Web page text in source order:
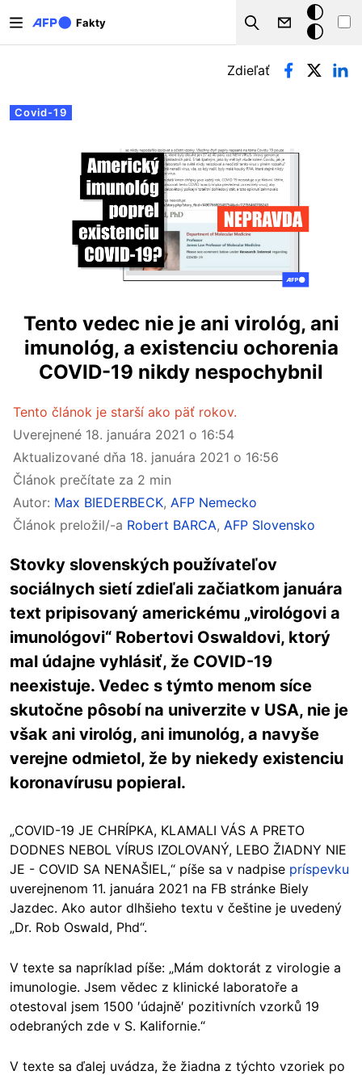
Fakty
Search
Tmavý
režim
Primárne karty
Covid-19
Zdieľať
Tento vedec nie je ani virológ, ani
imunológ, a existenciu ochorenia
COVID-19 nikdy nespochybnil
Tento článok je starší ako päť rokov.
Uverejnené 18. januára 2021 o 16:54
Aktualizované dňa 18. januára 2021 o 16:56
Článok prečítate za 2 min
Autor: Max BIEDERBECK, AFP Nemecko
Článok preložil/-a Robert BARCA, AFP Slovensko
Stovky slovenských používateľov
sociálnych sietí zdieľali začiatkom januára
text pripisovaný americkému „virológovi a
imunológovi“ Robertovi Oswaldovi, ktorý
mal údajne vyhlásiť, že COVID-19
neexistuje. Vedec s týmto menom síce
skutočne pôsobí na univerzite v USA, nie je
však ani virológ, ani imunológ, a navyše
verejne odmietol, že by niekedy existenciu
koronavírusu popieral.
„COVID-19 JE CHRÍPKA, KLAMALI VÁS A PRETO
DODNES NEBOL VÍRUS IZOLOVANÝ, LEBO ŽIADNY NIE
JE - COVID SA NENAŠIEL,“ píše sa v nadpise príspevku
uverejnenom 11. januára 2021 na FB stránke Biely
Jazdec. Ako autor dlhšieho textu v češtine je uvedený
„Dr. Rob Oswald, Phd“.
V texte sa napríklad píše: „Mám doktorát z virologie a
imunologie. Jsem vědec z klinické laboratoře a
otestoval jsem 1500 ′údajně′ pozitivních vzorků 19
odebraných zde v S. Kalifornie.“
V texte sa ďalej uvádza, že žiadna z týchto vzoriek po